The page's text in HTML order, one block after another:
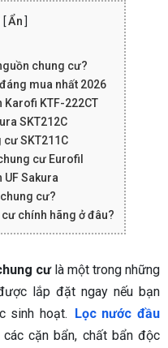
[Ẩn
chung cư?
mua nhất 2026
Karofi KTF-222CT
SKT212C
SKT211C
cư Eurofil
Sakura
cư?
chính hãng ở đâu?
cưlà một trong những
lắp đặt ngay nếu bạn
sinh hoạt. Lọc nước đầu
cặn bẩn, chất bẩn độc